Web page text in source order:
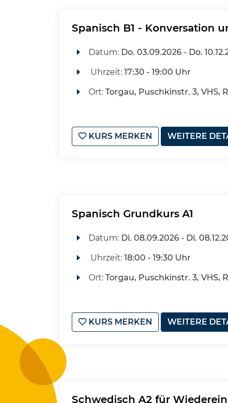
Spanisch B1 - Konversation
Datum: Do. 03.09.2026 - Do.
Uhrzeit: 17:30 - 19:00 Uhr
Ort: Torgau, Puschkinstr. 3, VHS,
KURS MERKEN WEITERE
Spanisch Grundkurs A1
Datum: Di. 08.09.2026 - Di.
Uhrzeit: 18:00 - 19:30 Uhr
Ort: Torgau, Puschkinstr. 3, VHS,
KURS MERKEN WEITERE
Schwedisch A2 für